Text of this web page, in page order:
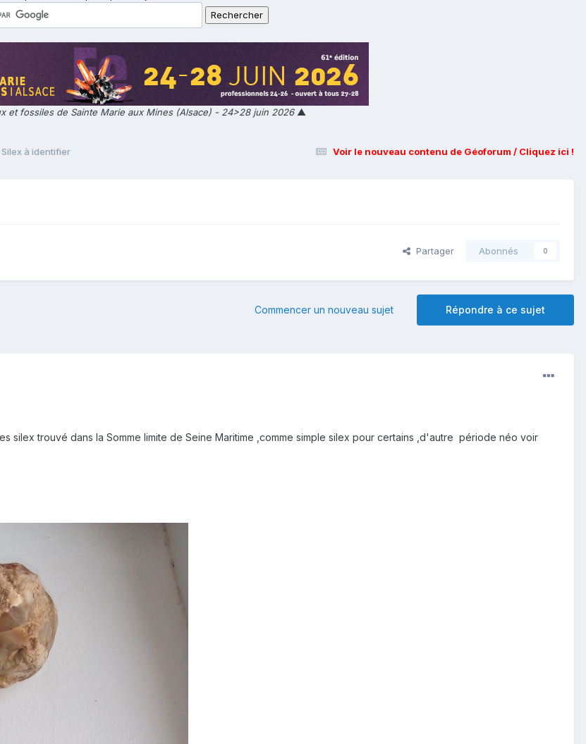
et fossiles de Sainte Marie aux Mines (Alsace) - 24>28 juin 2026▲
Voir le nouveau contenu de Géoforum / Cliquez ici !
Silex à identifier
Partager Abonnés 0
Répondre à ce sujet
Commencer un nouveau sujet
silex trouvé dans la Somme limite de Seine Maritime ,comme simple silex pour certains ,d'autre période néo voir